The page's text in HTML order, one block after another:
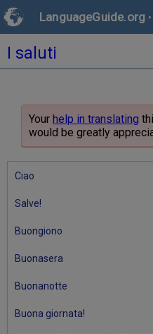
LanguageGuide.org •
I saluti
Your help in translating
would be greatly
Ciao
Salve!
Buongiono
Buonasera
Buonanotte
Buona giornata!